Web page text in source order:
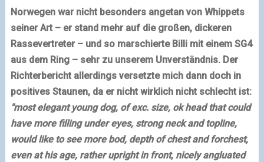
Norwegen war nicht besonders angetan von Whippets
seiner Art – er stand mehr auf die großen, dickeren
Rassevertreter – und so marschierte Billi mit einem SG4
aus dem Ring – sehr zu unserem Unverständnis. Der
Richterbericht allerdings versetzte mich dann doch in
positives Staunen, da er nicht wirklich nicht schlecht ist:
"most elegant young dog, of exc. size, ok head that could
have more filling under eyes, strong neck and topline,
would like to see more bod, depth of chest and forchest,
even at his age, rather upright in front, nicely angluated